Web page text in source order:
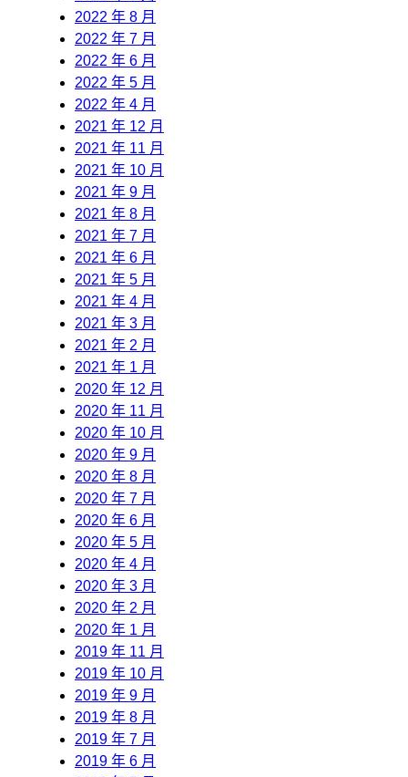
2022 年 8 月
2022 年 7 月
2022 年 6 月
2022 年 5 月
2022 年 4 月
2021 年 12 月
2021 年 11 月
2021 年 10 月
2021 年 9 月
2021 年 8 月
2021 年 7 月
2021 年 6 月
2021 年 5 月
2021 年 4 月
2021 年 3 月
2021 年 2 月
2021 年 1 月
2020 年 12 月
2020 年 11 月
2020 年 10 月
2020 年 9 月
2020 年 8 月
2020 年 7 月
2020 年 6 月
2020 年 5 月
2020 年 4 月
2020 年 3 月
2020 年 2 月
2020 年 1 月
2019 年 11 月
2019 年 10 月
2019 年 9 月
2019 年 8 月
2019 年 7 月
2019 年 6 月